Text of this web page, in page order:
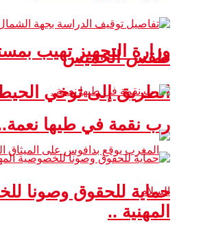
وزارة التجهيز تهيب
الطريق إلى توخي
طقس الخميس
رب نقمة في طيها
حماية للحقوق وصونا
المهنية ..